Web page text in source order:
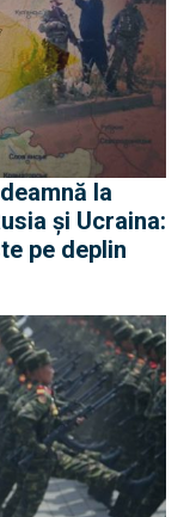
la
și Ucraina:
pe deplin